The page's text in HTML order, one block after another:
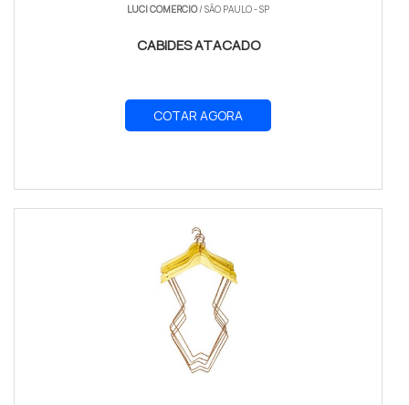
LUCI COMERCIO/ SÃO PAULO - SP
CABIDES ATACADO
COTAR AGORA